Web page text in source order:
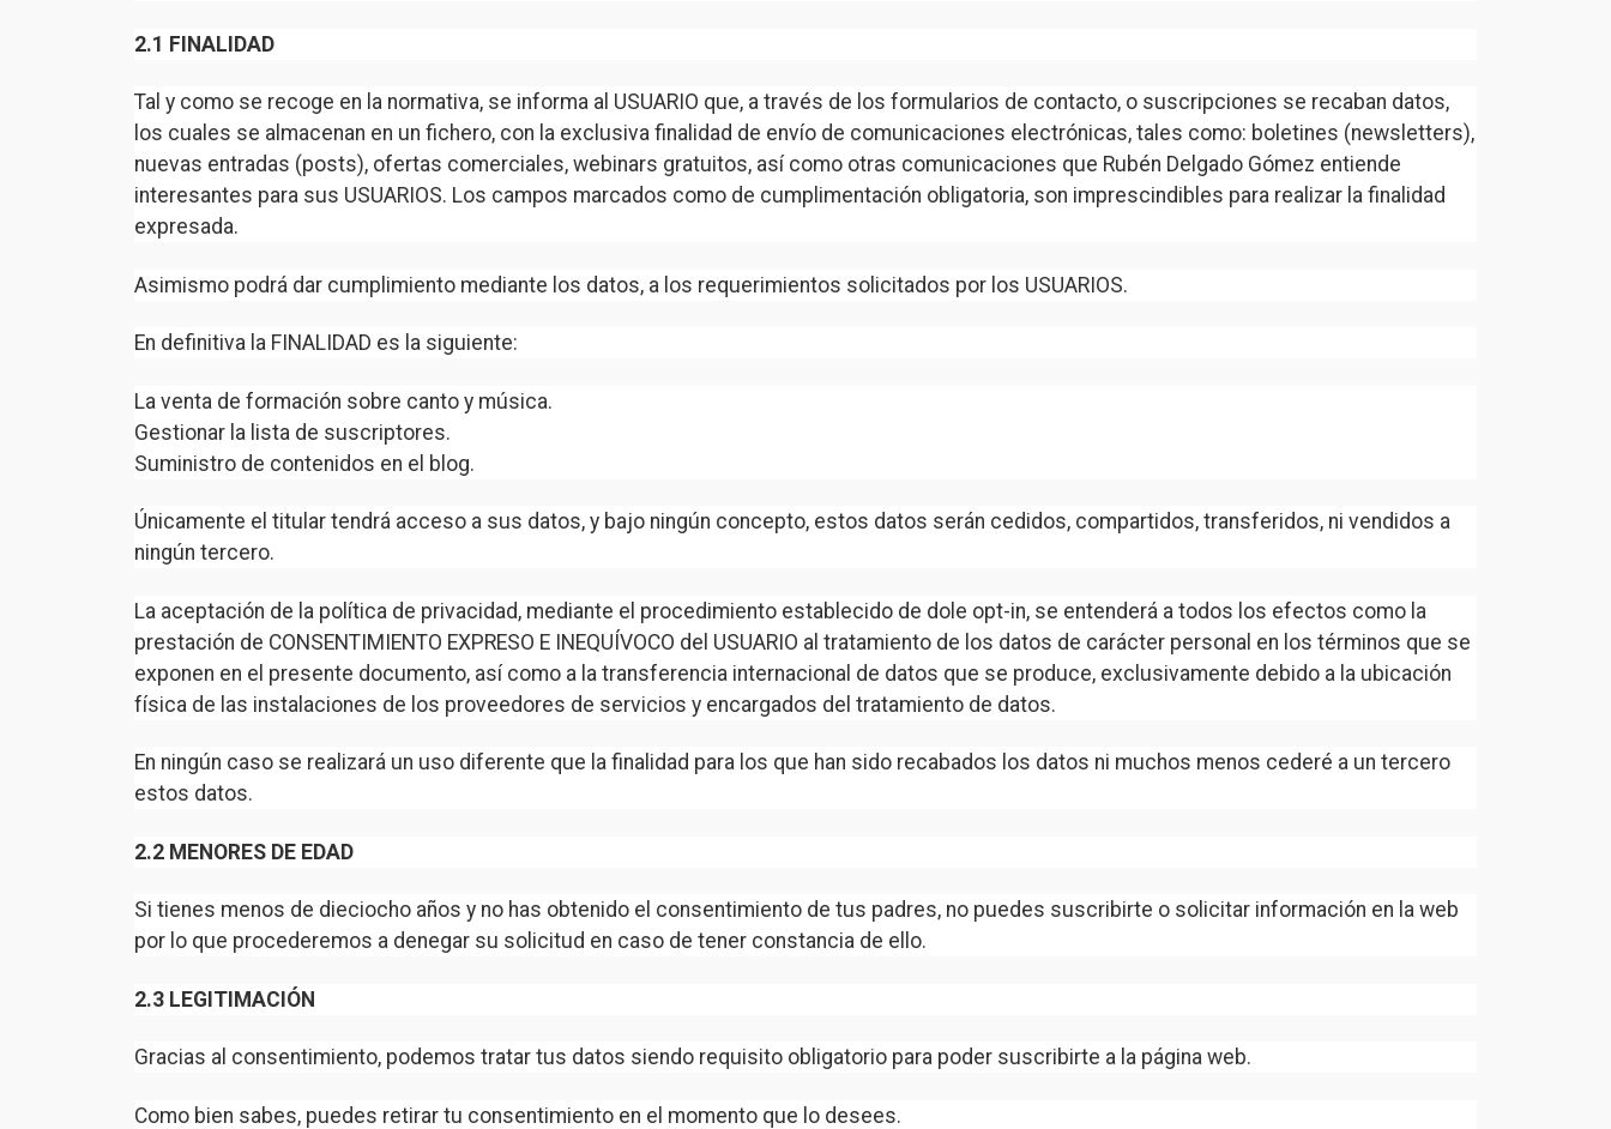
2.1 FINALIDAD
Tal y como se recoge en la normativa, se informa al USUARIO que, a través de los formularios de contacto, o suscripciones se recaban datos,
los cuales se almacenan en un fichero, con la exclusiva finalidad de envío de comunicaciones electrónicas, tales como: boletines (newsletters),
nuevas entradas (posts), ofertas comerciales, webinars gratuitos, así como otras comunicaciones que Rubén Delgado Gómez entiende
interesantes para sus USUARIOS. Los campos marcados como de cumplimentación obligatoria, son imprescindibles para realizar la finalidad
expresada.
Asimismo podrá dar cumplimiento mediante los datos, a los requerimientos solicitados por los USUARIOS.
En definitiva la FINALIDAD es la siguiente:
La venta de formación sobre canto y música.
Gestionar la lista de suscriptores.
Suministro de contenidos en el blog.
Únicamente el titular tendrá acceso a sus datos, y bajo ningún concepto, estos datos serán cedidos, compartidos, transferidos, ni vendidos a
ningún tercero.
La aceptación de la política de privacidad, mediante el procedimiento establecido de dole opt-in, se entenderá a todos los efectos como la
prestación de CONSENTIMIENTO EXPRESO E INEQUÍVOCO del USUARIO al tratamiento de los datos de carácter personal en los términos que se
exponen en el presente documento, así como a la transferencia internacional de datos que se produce, exclusivamente debido a la ubicación
física de las instalaciones de los proveedores de servicios y encargados del tratamiento de datos.
En ningún caso se realizará un uso diferente que la finalidad para los que han sido recabados los datos ni muchos menos cederé a un tercero
estos datos.
2.2 MENORES DE EDAD
Si tienes menos de dieciocho años y no has obtenido el consentimiento de tus padres, no puedes suscribirte o solicitar información en la web
por lo que procederemos a denegar su solicitud en caso de tener constancia de ello.
2.3 LEGITIMACIÓN
Gracias al consentimiento, podemos tratar tus datos siendo requisito obligatorio para poder suscribirte a la página web.
Como bien sabes, puedes retirar tu consentimiento en el momento que lo desees.